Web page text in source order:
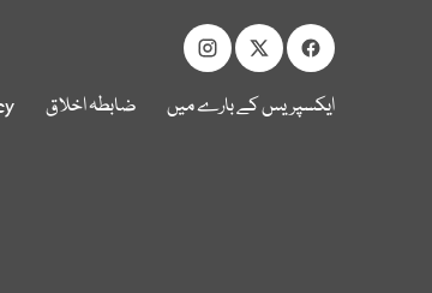
ایکسپریس کے بارے میں ضابطہ اخلاق